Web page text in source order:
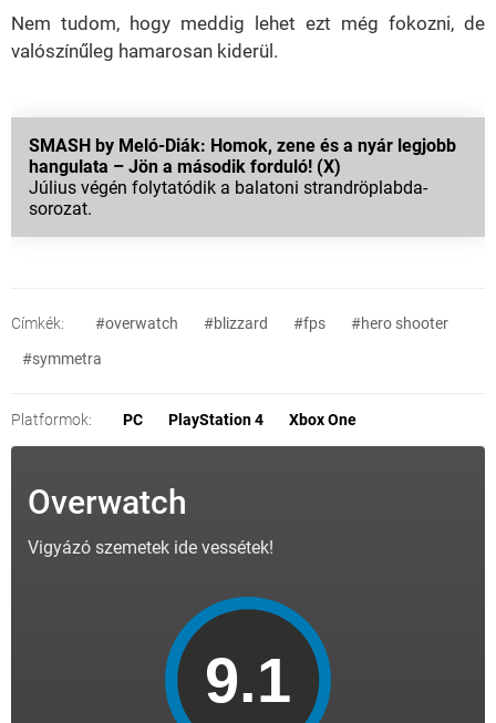
Nem tudom, hogy meddig lehet ezt még fokozni, de
valószínűleg hamarosan kiderül.
SMASH by Meló-Diák: Homok, zene és a nyár legjobb
hangulata – Jön a második forduló! (X)
Július végén folytatódik a balatoni strandröplabda-
sorozat.
Címkék: #overwatch #blizzard #fps
#hero shooter
#symmetra
Platformok: PC PlayStation 4 Xbox One
Overwatch
Vigyázó szemetek ide vessétek!